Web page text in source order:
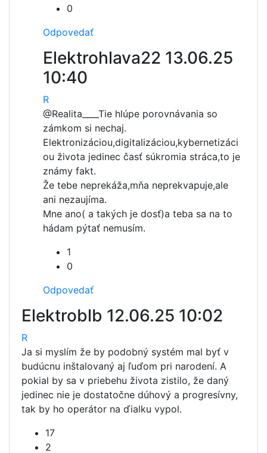
0
Odpovedať
Elektrohlava22 13.06.25
10:40
R
@Realita____ Tie hlúpe porovnávania so
zámkom si nechaj.
Elektronizáciou,digitalizáciou,kybernetizáci
ou života jedinec časť súkromia stráca,to je
známy fakt.
Že tebe neprekáža,mňa neprekvapuje,ale
ani nezaujíma.
Mne ano( a takých je dosť)a teba sa na to
hádam pýtať nemusím.
1
0
Odpovedať
Elektroblb 12.06.25 10:02
R
Ja si myslím že by podobný systém mal byť v
budúcnu inštalovaný aj ľuďom pri narodení. A
pokial by sa v priebehu života zistilo, že daný
jedinec nie je dostatočne dúhový a progresívny,
tak by ho operátor na ďialku vypol.
17
2